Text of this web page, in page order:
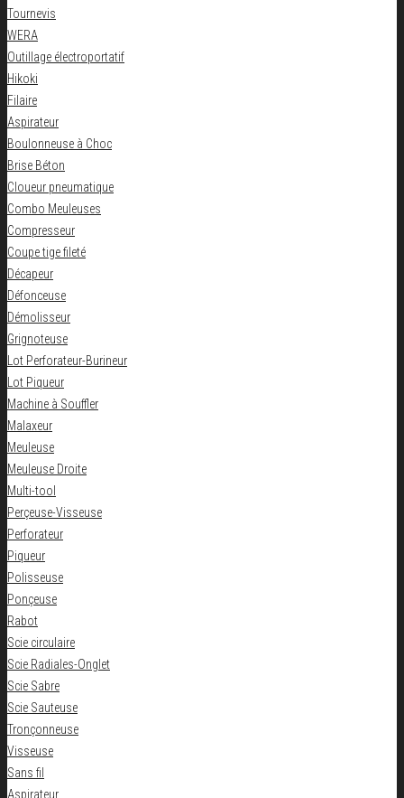
Tournevis
WERA
Outillage électroportatif
Hikoki
Filaire
Aspirateur
Boulonneuse à Choc
Brise Béton
Cloueur pneumatique
Combo Meuleuses
Compresseur
Coupe tige fileté
Décapeur
Défonceuse
Démolisseur
Grignoteuse
Lot Perforateur-Burineur
Lot Piqueur
Machine à Souffler
Malaxeur
Meuleuse
Meuleuse Droite
Multi-tool
Perçeuse-Visseuse
Perforateur
Piqueur
Polisseuse
Ponçeuse
Rabot
Scie circulaire
Scie Radiales-Onglet
Scie Sabre
Scie Sauteuse
Tronçonneuse
Visseuse
Sans fil
Aspirateur